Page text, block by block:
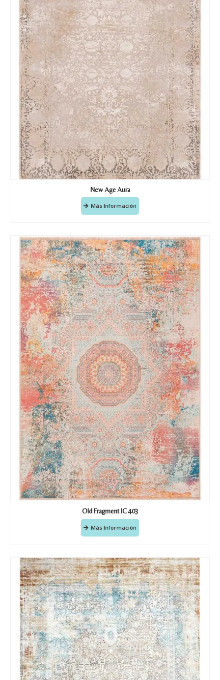
New Age Aura
Más Información
Old Fragment IC 403
Más Información
Nombre y apellido*
Teléfono
Correo electronico
Tu mensaje.
Nombre y Referencia del producto*
Acuerdo RGPD*
Doy mi consentimiento para que
esta web almacene la
información que envío para que
puedan responder a mi petición.
Recibir mi oferta